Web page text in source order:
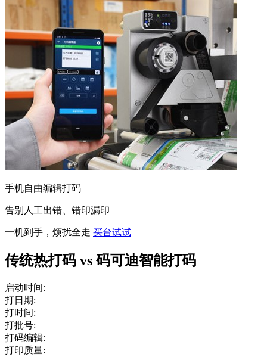
手机自由编辑打码
告别人工出错、错印漏印
一机到手，烦扰全走 买台试试
传统热打码 vs 码可迪智能打码
启动时间:
打日期:
打时间:
打批号:
打码编辑:
打印质量: